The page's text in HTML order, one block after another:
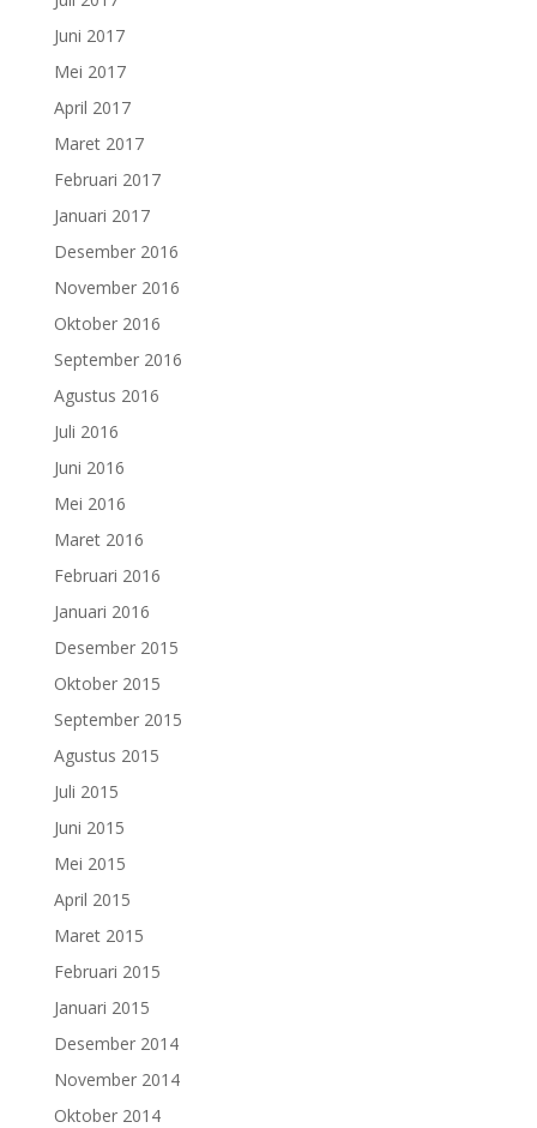
Juni 2017
Mei 2017
April 2017
Maret 2017
Februari 2017
Januari 2017
Desember 2016
November 2016
Oktober 2016
September 2016
Agustus 2016
Juli 2016
Juni 2016
Mei 2016
Maret 2016
Februari 2016
Januari 2016
Desember 2015
Oktober 2015
September 2015
Agustus 2015
Juli 2015
Juni 2015
Mei 2015
April 2015
Maret 2015
Februari 2015
Januari 2015
Desember 2014
November 2014
Oktober 2014